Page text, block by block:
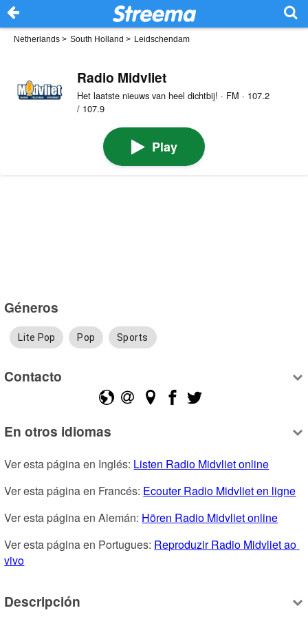
Netherlands > South Holland > Leidschendam
Radio Midvliet
Het laatste nieuws van heel dichtbij! · FM · 107.2
/ 107.9
Play
Géneros
Lite Pop Pop Sports
Contacto
En otros idiomas
Ver esta página en Inglés: Listen Radio Midvliet online
Ver esta página en Francés: Ecouter Radio Midvliet en ligne
Ver esta página en Alemán: Hören Radio Midvliet online
Ver esta página en Portugues: Reproduzir Radio Midvliet ao
vivo
Descripción